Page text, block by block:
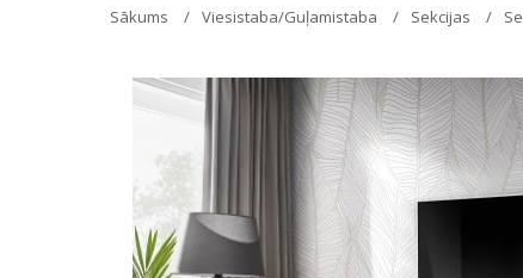
Sākums Viesistaba/Guļamistaba Sekcijas